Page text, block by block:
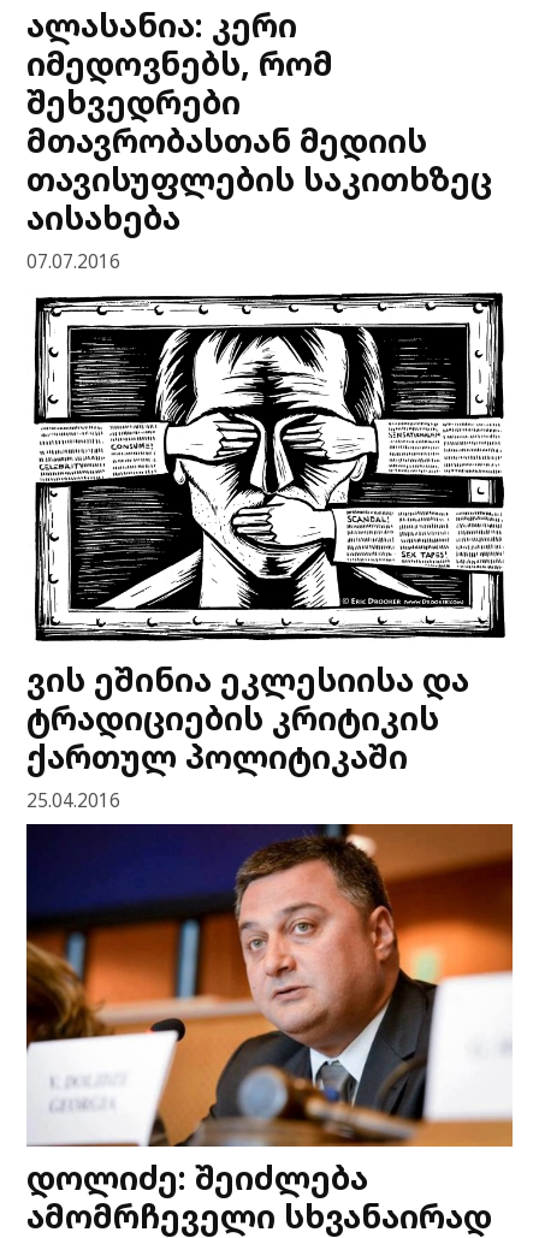
ალასანია: კერი
იმედოვნებს, რომ
შეხვედრები
მთავრობასთან მედიის
თავისუფლების საკითხზეც
აისახება
07.07.2016
ვის ეშინია ეკლესიისა და
ტრადიციების კრიტიკის
ქართულ პოლიტიკაში
25.04.2016
დოლიძე: შეიძლება
ამომრჩეველი სხვანაირად